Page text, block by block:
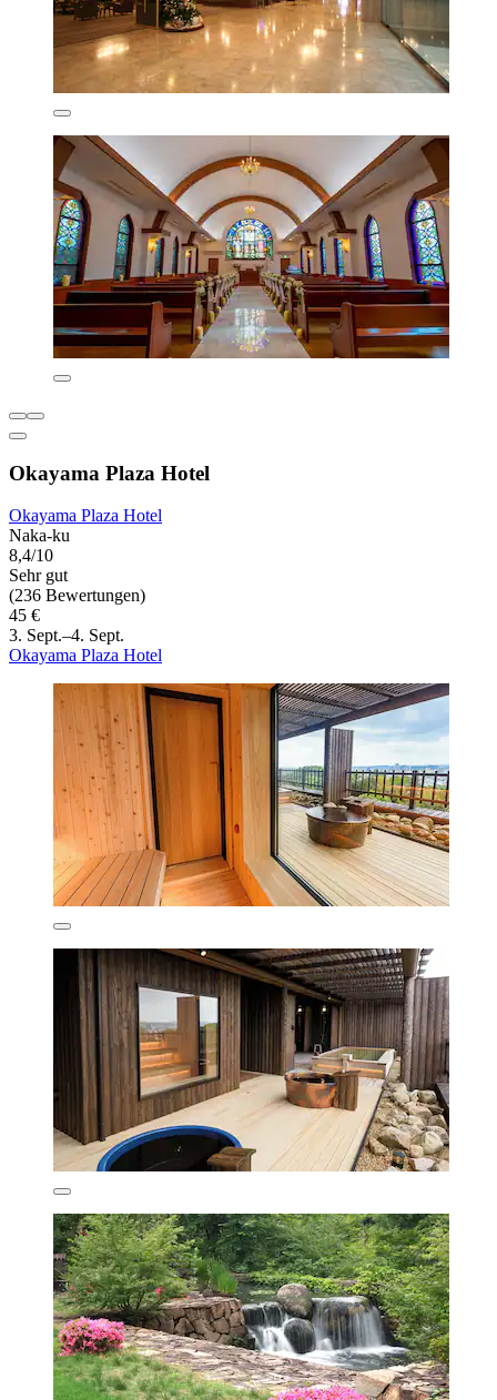
Okayama Plaza Hotel
Okayama Plaza Hotel
Naka-ku
8,4/10
Sehr gut
(236 Bewertungen)
45 €
3. Sept.–4. Sept.
Okayama Plaza Hotel